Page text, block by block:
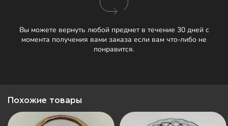
Вы можете вернуть любой предмет в течение 30 дней с
момента получения вами заказа если вам что-либо не
понравится.
Похожие товары